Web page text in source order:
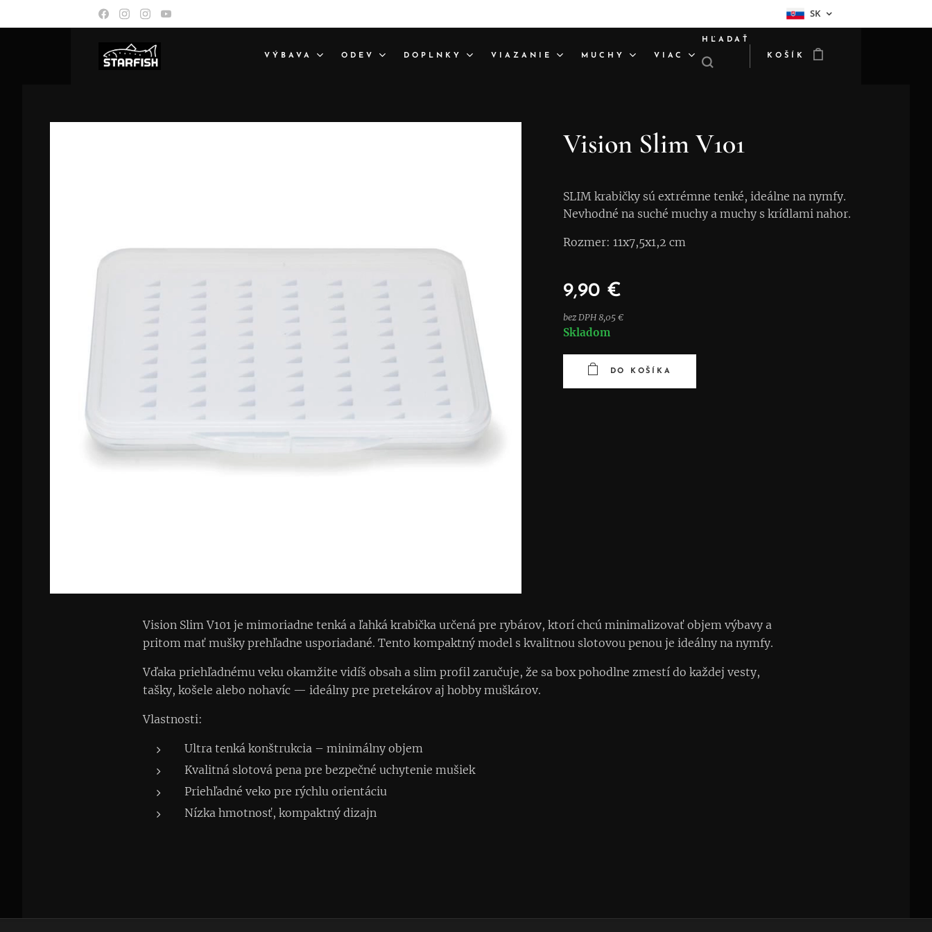
SK
VÝBAVA ODEV DOPLNKY VIAZANIE MUCHY VIAC
HĽADAŤ
KOŠÍK
Vision Slim V101
SLIM krabičky sú extrémne tenké, ideálne na nymfy.
Nevhodné na suché muchy a muchy s krídlami nahor.
Rozmer: 11x7,5x1,2 cm
9,90 €
bez DPH 8,05 €
Skladom
DO KOŠÍKA
Vision Slim V101 je mimoriadne tenká a ľahká krabička určená pre rybárov, ktorí chcú minimalizovať objem výbavy a
pritom mať mušky prehľadne usporiadané. Tento kompaktný model s kvalitnou slotovou penou je ideálny na nymfy.
Vďaka priehľadnému veku okamžite vidíš obsah a slim profil zaručuje, že sa box pohodlne zmestí do každej vesty,
tašky, košele alebo nohavíc — ideálny pre pretekárov aj hobby muškárov.
Vlastnosti:
Ultra tenká konštrukcia – minimálny objem
Kvalitná slotová pena pre bezpečné uchytenie mušiek
Priehľadné veko pre rýchlu orientáciu
Nízka hmotnosť, kompaktný dizajn